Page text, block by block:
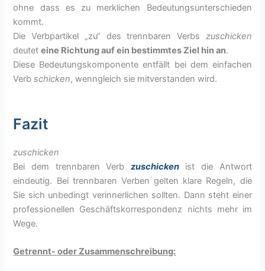
ohne dass es zu merklichen Bedeutungsunterschieden
kommt.
Die Verbpartikel „zu“ des trennbaren Verbs zuschicken
deuteteine Richtung auf ein bestimmtes Ziel hin an.
Diese Bedeutungskomponente entfällt bei dem einfachen
Verbschicken, wenngleich sie mitverstanden wird.
Fazit
zuschicken
Bei dem trennbaren Verb zuschickenist die Antwort
eindeutig. Bei trennbaren Verben gelten klare Regeln, die
Sie sich unbedingt verinnerlichen sollten. Dann steht einer
professionellen Geschäftskorrespondenz nichts mehr im
Wege.
Getrennt- oder Zusammenschreibung: